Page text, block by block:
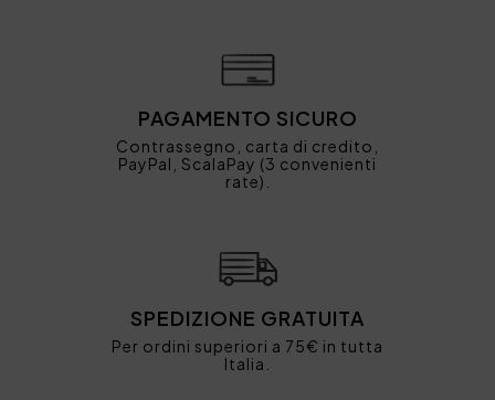
PAGAMENTO SICURO
Contrassegno, carta di credito,
PayPal, ScalaPay (3 convenienti
rate).
SPEDIZIONE GRATUITA
Per ordini superiori a 75€ in tutta
Italia.